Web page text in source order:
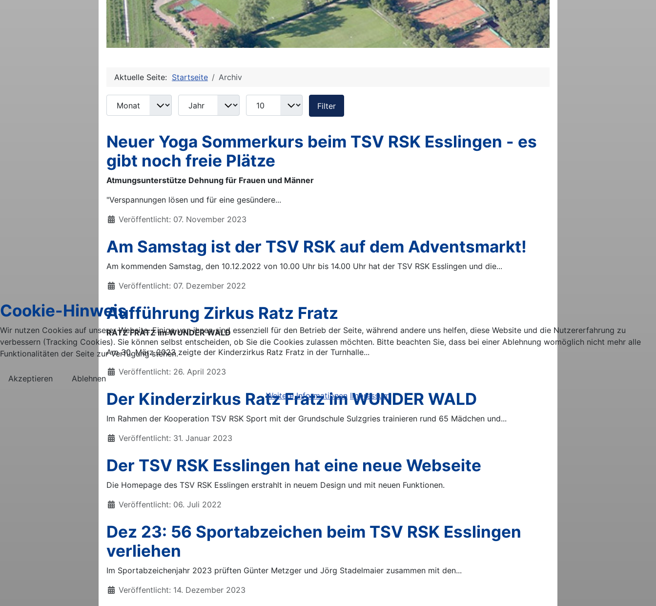
Aktuelle Seite: Startseite Archiv
Filter
Monat Jahr Anzeige #
Filter
Neuer Yoga Sommerkurs beim TSV RSK Esslingen - es
gibt noch freie Plätze
Atmungsunterstütze Dehnung für Frauen und Männer
"Verspannungen lösen und für eine gesündere...
Details
Veröffentlicht: 07. November 2023
Am Samstag ist der TSV RSK auf dem Adventsmarkt!
Am kommenden Samstag, den 10.12.2022 von 10.00 Uhr bis 14.00 Uhr hat der TSV RSK Esslingen und die...
Details
Veröffentlicht: 07. Dezember 2022
Aufführung Zirkus Ratz Fratz
RATZ FRATZ im WUNDER WALD
Am 30. März 2023 zeigte der Kinderzirkus Ratz Fratz in der Turnhalle...
Details
Veröffentlicht: 26. April 2023
Der Kinderzirkus Ratz Fratz im WUNDER WALD
Im Rahmen der Kooperation TSV RSK Sport mit der Grundschule Sulzgries trainieren rund 65 Mädchen und...
Details
Veröffentlicht: 31. Januar 2023
Der TSV RSK Esslingen hat eine neue Webseite
Die Homepage des TSV RSK Esslingen erstrahlt in neuem Design und mit neuen Funktionen.
Details
Veröffentlicht: 06. Juli 2022
Dez 23: 56 Sportabzeichen beim TSV RSK Esslingen
verliehen
Im Sportabzeichenjahr 2023 prüften Günter Metzger und Jörg Stadelmaier zusammen mit den...
Details
Veröffentlicht: 14. Dezember 2023
Cookie-Hinweis
Wir nutzen Cookies auf unserer Website. Einige von ihnen sind essenziell für den Betrieb der Seite, während andere uns helfen, diese Website und die Nutzererfahrung zu
verbessern (Tracking Cookies). Sie können selbst entscheiden, ob Sie die Cookies zulassen möchten. Bitte beachten Sie, dass bei einer Ablehnung womöglich nicht mehr alle
Funktionalitäten der Seite zur Verfügung stehen.
Akzeptieren
Ablehnen
Weitere Informationen Impressum